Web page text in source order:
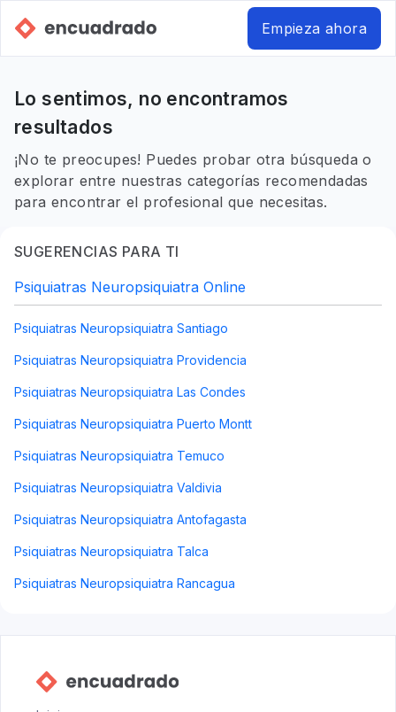
Empieza ahora
Lo sentimos, no encontramos
resultados
¡No te preocupes! Puedes probar otra búsqueda o
explorar entre nuestras categorías recomendadas
para encontrar el profesional que necesitas.
SUGERENCIAS PARA TI
Psiquiatras Neuropsiquiatra Online
Psiquiatras Neuropsiquiatra Santiago
Psiquiatras Neuropsiquiatra Providencia
Psiquiatras Neuropsiquiatra Las Condes
Psiquiatras Neuropsiquiatra Puerto Montt
Psiquiatras Neuropsiquiatra Temuco
Psiquiatras Neuropsiquiatra Valdivia
Psiquiatras Neuropsiquiatra Antofagasta
Psiquiatras Neuropsiquiatra Talca
Psiquiatras Neuropsiquiatra Rancagua